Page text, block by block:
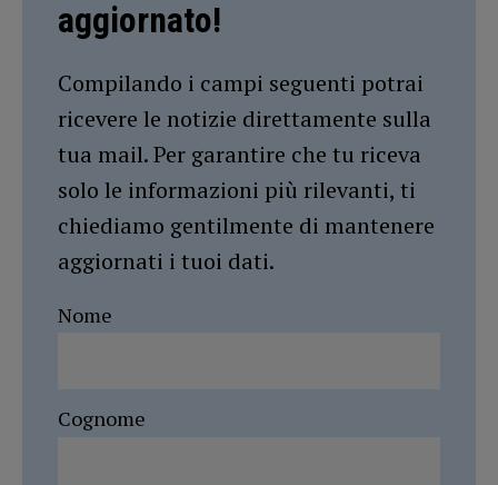
aggiornato!
Compilando i campi seguenti potrai
ricevere le notizie direttamente sulla
tua mail. Per garantire che tu riceva
solo le informazioni più rilevanti, ti
chiediamo gentilmente di mantenere
aggiornati i tuoi dati.
Nome
Cognome